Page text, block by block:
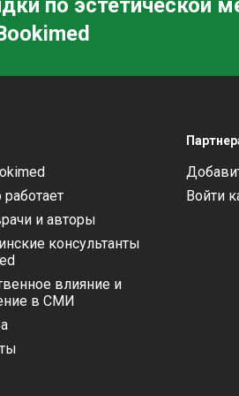
летом!
по эстетической
работает
и авторы
консультанты
влияние и
в СМИ
Войти